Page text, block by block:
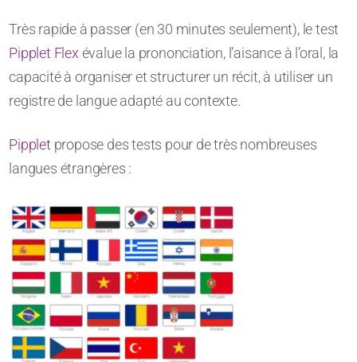
Très rapide à passer (en 30 minutes seulement), le test
Pipplet Flex évalue la prononciation, l’aisance à l’oral, la
capacité à organiser et structurer un récit, à utiliser un
registre de langue adapté au contexte.
Pippletpropose des tests pour de très nombreuses
langues étrangères :